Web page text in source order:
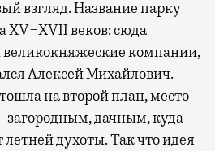
взгляд. Название парку
XV−XVII веков: сюда
компании,
Алексей Михайлович.
на второй план, место
загородным, дачным, куда
духоты. Так что идея